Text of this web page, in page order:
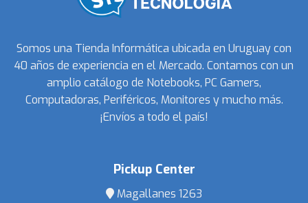
Somos una Tienda Informática ubicada en Uruguay con
40 años de experiencia en el Mercado. Contamos con un
amplio catálogo de Notebooks, PC Gamers,
Computadoras, Periféricos, Monitores y mucho más.
¡Envíos a todo el país!
Pickup Center
Magallanes 1263